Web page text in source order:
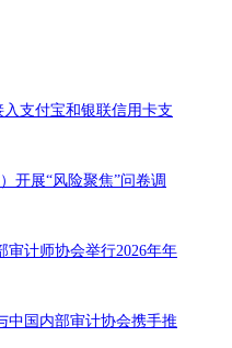
支付宝和银联信用卡支
开展“风险聚焦”问卷调
审计师协会举行2026年年
中国内部审计协会携手推